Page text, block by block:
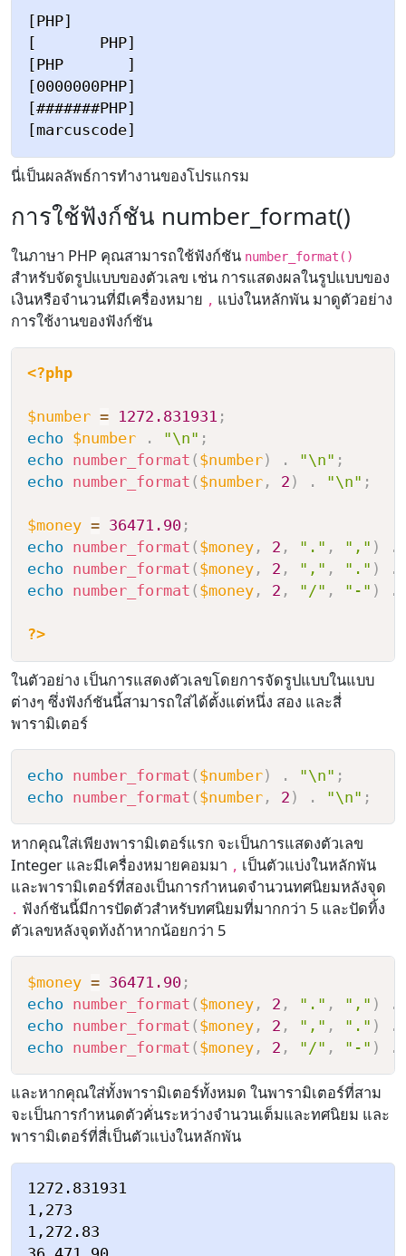
[PHP]
[       PHP]
[PHP       ]
[0000000PHP]
[#######PHP]
นี่เป็นผลลัพธ์การทำงานของโปรแกรม
การใช้ฟังก์ชัน number_format()
ในภาษา PHP คุณสามารถใช้ฟังก์ชัน number_format()
สำหรับจัดรูปแบบของตัวเลข เช่น การแสดงผลในรูปแบบของ
เงินหรือจำนวนที่มีเครื่องหมาย , แบ่งในหลักพัน มาดูตัวอย่าง
การใช้งานของฟังก์ชัน
<?php
$number = 1272.831931 ;
echo
$number . "\n" ;
echo
number_format ( $number) . "\n" ;
echo
number_format ( $number, 2 ) . "\n" ;
$money = 36471.90;
echo
number_format ( $money, 2 , "." , "," )
.
echo
number_format ( $money, 2 , "," , "." )
.
echo
number_format ( $money, 2 , "/" , "-" ) .
?>
ในตัวอย่าง เป็นการแสดงตัวเลขโดยการจัดรูปแบบในแบบ
ต่างๆ ซึ่งฟังก์ชันนี้สามารถใส่ได้ตั้งแต่หนึ่ง สอง และสี่
พารามิเตอร์
echo number_format ( $number) . "\n" ;
echo
number_format ( $number, 2 ) . "\n" ;
หากคุณใส่เพียงพารามิเตอร์แรก จะเป็นการแสดงตัวเลข
Integer และมีเครื่องหมายคอมมา , เป็นตัวแบ่งในหลักพัน
และพารามิเตอร์ที่สองเป็นการกำหนดจำนวนทศนิยมหลังจุด
. ฟังก์ชันนี้มีการปัดตัวสำหรับทศนิยมที่มากกว่า 5 และปัดทิ้ง
ตัวเลขหลังจุดท้งถ้าหากน้อยกว่า 5
$money = 36471.90;
echo
number_format ( $money, 2 , "." , "," )
.
echo
number_format ( $money, 2 , "," , "." )
.
echo
number_format ( $money, 2 , "/" , "-" ) .
และหากคุณใส่ทั้งพารามิเตอร์ทั้งหมด ในพารามิเตอร์ที่สาม
จะเป็นการกำหนดตัวคั่นระหว่างจำนวนเต็มและทศนิยม และ
พารามิเตอร์ที่สี่เป็นตัวแบ่งในหลักพัน
1272.831931
1,273
1,272.83